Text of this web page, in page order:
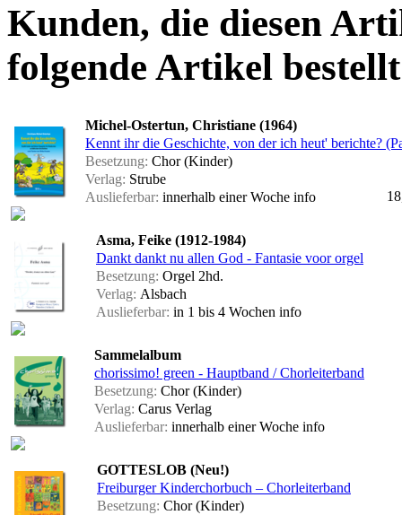
Kunden, die diesen
folgende Artikel
Michel-Ostertun, Christiane (1964)
Kennt ihr die Geschichte, von der ich heut' berichte?
Besetzung: Chor (Kinder)
Verlag: Strube
Auslieferbar: innerhalb einer Woche info
Asma, Feike (1912-1984)
Dankt dankt nu allen God - Fantasie voor orgel
Besetzung: Orgel 2hd.
Verlag: Alsbach
Auslieferbar: in 1 bis 4 Wochen info
Sammelalbum
chorissimo! green - Hauptband / Chorleiterband
Besetzung: Chor (Kinder)
Verlag: Carus Verlag
Auslieferbar: innerhalb einer Woche info
GOTTESLOB (Neu!)
Freiburger Kinderchorbuch – Chorleiterband
Besetzung: Chor (Kinder)